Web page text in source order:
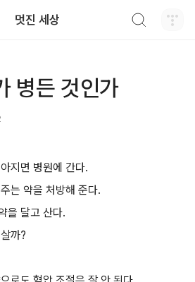
멋진 세상
병든 것인가
지면 병원에 간다.
는 약을 처방해 준다.
을 달고 산다.
까?